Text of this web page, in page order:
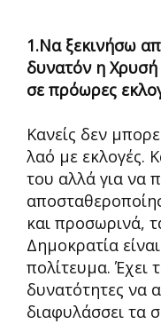
1.Να ξεκινήσω
δυνατόν η
σε πρόωρες
Κανείς δεν
λαό με εκλογές.
του αλλά για να
και προσωρινά,
Δημοκρατία
πολίτευμα. Έχει
δυνατότητες να
διαφυλάσσει τα